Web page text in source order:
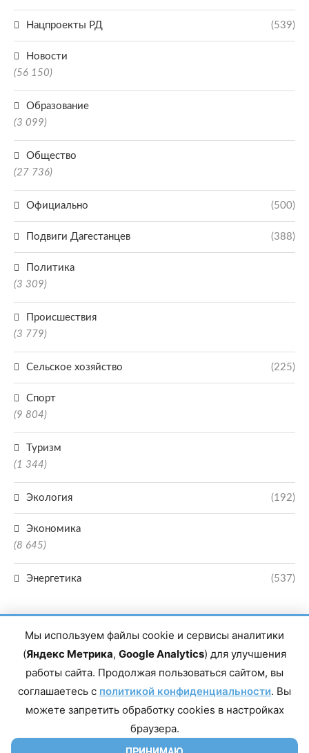
Нацпроекты РД (539)
Новости
(56 150)
Образование
(3 099)
Общество
(27 736)
Официально (500)
Подвиги Дагестанцев (388)
Политика
(3 309)
Происшествия
(3 779)
Сельское хозяйство (225)
Спорт
(9 804)
Туризм
(1 344)
Экология (192)
Экономика
(8 645)
Энергетика (537)
Главный редактор сетевого издания Магомаев Тимур Нухович. Контакты
редакции: 8(988)-292-94-34 Почта: vestiskfo@gmail.com По вопросам
Дагестан, г. Махачкала, пр-т Насрутдинова, д. 1а. Все права защищены.
Копирование и использование полных материалов запрещено, частичное
цитирование возможно только при условии гиперссылки на сайт mirmol.ru.
Мы используем файлы cookie и сервисы аналитики
(Яндекс Метрика, Google Analytics) для улучшения
работы сайта. Продолжая пользоваться сайтом, вы
соглашаетесь с политикой конфиденциальности. Вы
можете запретить обработку cookies в настройках
браузера.